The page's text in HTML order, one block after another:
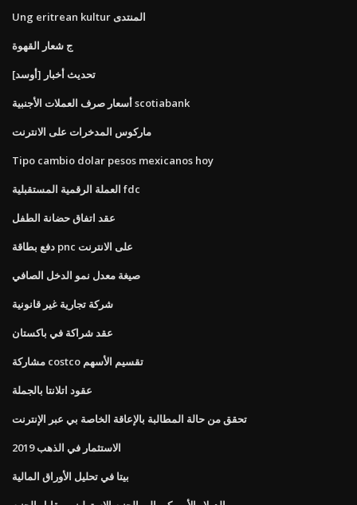
Ung eritrean kultur المنتدى
ج شعار القهوة
[أوسد] تحديث أخبار
أسعار صرف العملات الأجنبية scotiabank
ماركوس المدخرات على الانترنت
Tipo cambio dolar pesos mexicanos hoy
العملة الرقمية المستقبلية fdc
عقد اتفاق حضانة الطفل
دفع بطاقة pnc على الانترنت
صيغة معدل نمو الدخل الصافي
شركة تجارية غير قانونية
عقد شراكة في باكستان
مشاركة costco تقسيم الأسهم
عقود اتلانتا بالجملة
تحقق من حالة المطالبة بالإعاقة الخاصة بي عبر الإنترنت
الاستثمار في الذهب 2019
بيتا في تحليل الأوراق المالية